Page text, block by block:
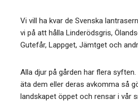
Vi vill ha kvar de Svenska
vi på att hålla Linderödsgris,
Gutefår, Lappget, Jämtget och
Alla djur på gården har flera
äta dem eller deras avkomma så
landskapet öppet och rensar i vår